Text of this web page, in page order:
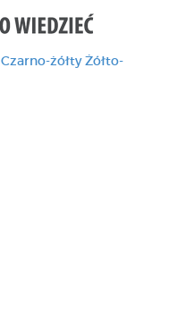
Czarno-żółty Żółto-